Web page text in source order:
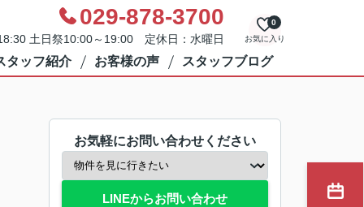
029-878-3700
土日祭10:00～19:00 定休日：水曜日 お気に入り
0
タッフ紹介 お客様の声 スタッフブログ
お気軽にお問い合わせください
LINEからお問い合わせ